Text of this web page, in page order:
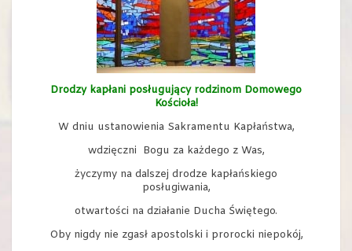
Drodzy kapłani posługujący rodzinom Domowego
Kościoła!
W dniu ustanowienia Sakramentu Kapłaństwa,
wdzięczni Bogu za każdego z Was,
życzymy na dalszej drodze kapłańskiego
posługiwania,
otwartości na działanie Ducha Świętego.
Oby nigdy nie zgasł apostolski i prorocki niepokój,